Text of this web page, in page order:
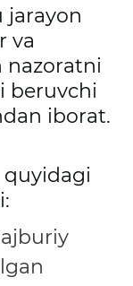
jarayon
va
beruvchi
iborat.